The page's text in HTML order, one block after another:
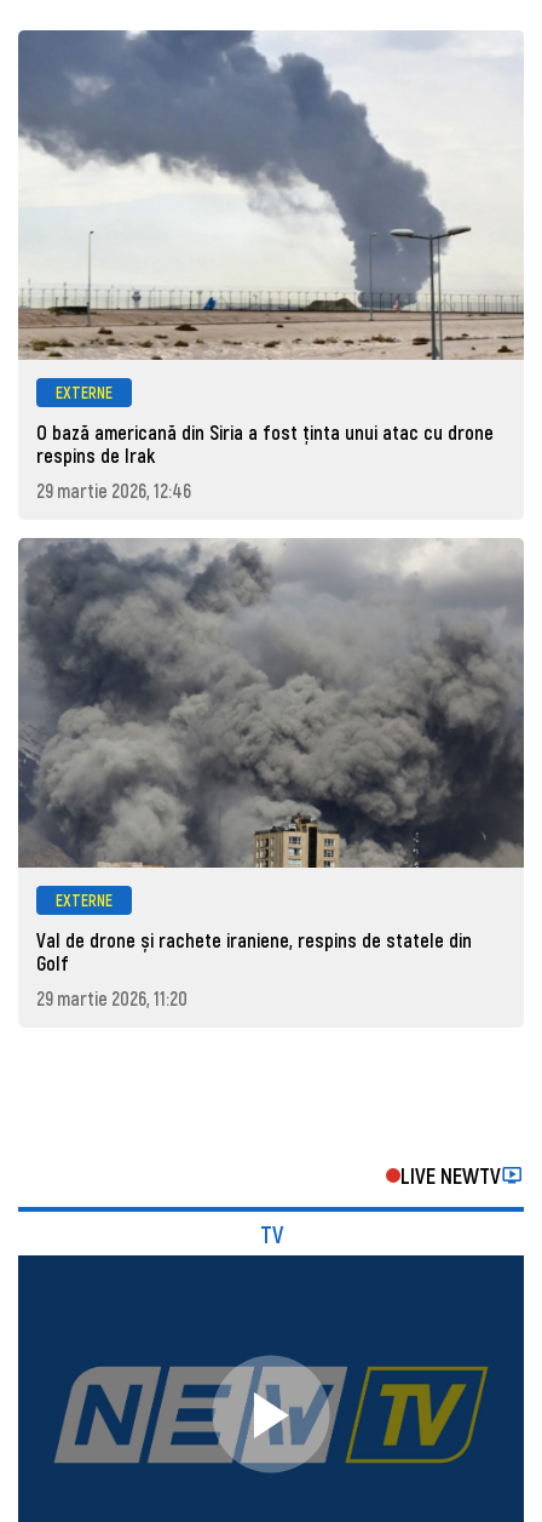
EXTERNE
O bază americană din Siria a fost ținta unui atac cu drone
respins de Irak
29 martie 2026, 12:46
EXTERNE
Val de drone și rachete iraniene, respins de statele din
Golf
29 martie 2026, 11:20
LIVE NEWTV
TV